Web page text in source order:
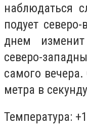
наблюдаться
подует
днем
северо-
самого вечера.
метра в
Температура: